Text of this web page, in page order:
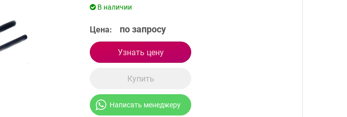
В наличии
Цена: по запросу
Узнать цену
Купить
Написать менеджеру